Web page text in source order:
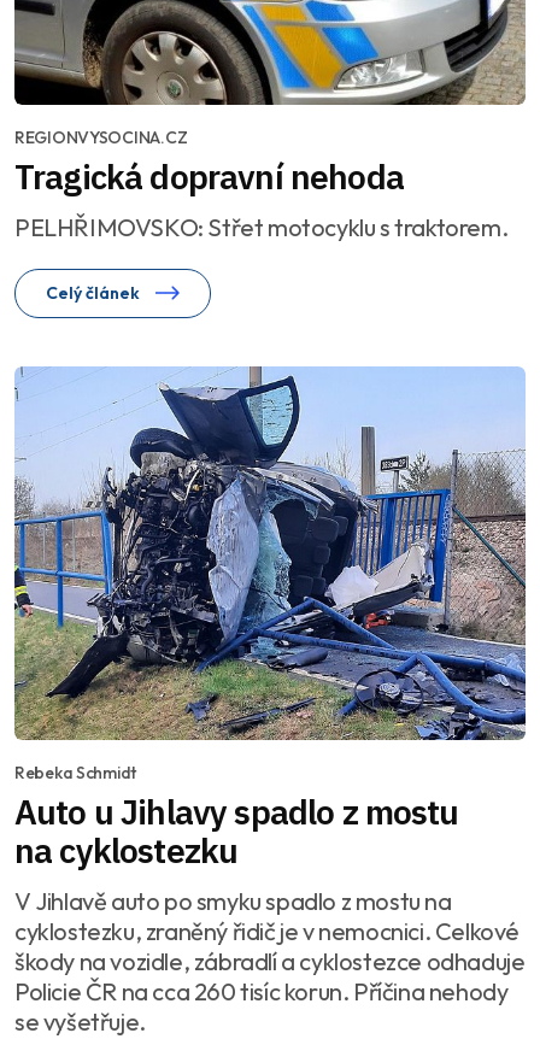
REGIONVYSOCINA.CZ
Tragická dopravní nehoda
PELHŘIMOVSKO: Střet motocyklu s traktorem.
Celý článek
Rebeka Schmidt
Auto u Jihlavy spadlo z mostu
na cyklostezku
V Jihlavě auto po smyku spadlo z mostu na
cyklostezku, zraněný řidič je v nemocnici. Celkové
škody na vozidle, zábradlí a cyklostezce odhaduje
Policie ČR na cca 260 tisíc korun. Příčina nehody
se vyšetřuje.